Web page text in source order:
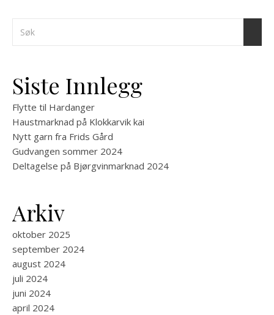
Siste Innlegg
Flytte til Hardanger
Haustmarknad på Klokkarvik kai
Nytt garn fra Frids Gård
Gudvangen sommer 2024
Deltagelse på Bjørgvinmarknad 2024
Arkiv
oktober 2025
september 2024
august 2024
juli 2024
juni 2024
april 2024